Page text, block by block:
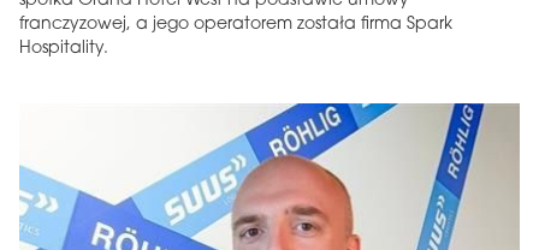
franczyzowej, a jego operatorem została firma Spark
Hospitality.